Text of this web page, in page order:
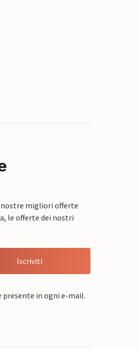
nostre migliori offerte
le offerte dei nostri
Iscriviti
in ogni e-mail.